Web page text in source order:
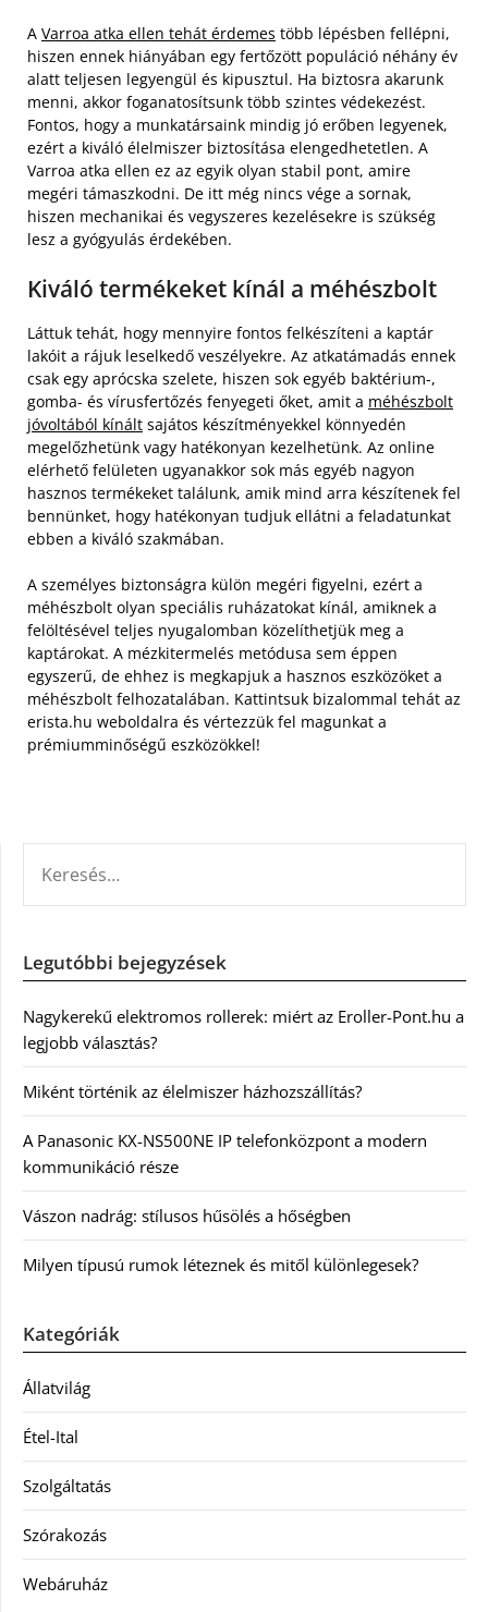
A Varroa atka ellen tehát érdemes több lépésben fellépni,
hiszen ennek hiányában egy fertőzött populáció néhány év
alatt teljesen legyengül és kipusztul. Ha biztosra akarunk
menni, akkor foganatosítsunk több szintes védekezést.
Fontos, hogy a munkatársaink mindig jó erőben legyenek,
ezért a kiváló élelmiszer biztosítása elengedhetetlen. A
Varroa atka ellen ez az egyik olyan stabil pont, amire
megéri támaszkodni. De itt még nincs vége a sornak,
hiszen mechanikai és vegyszeres kezelésekre is szükség
lesz a gyógyulás érdekében.
Kiváló termékeket kínál a méhészbolt
Láttuk tehát, hogy mennyire fontos felkészíteni a kaptár
lakóit a rájuk leselkedő veszélyekre. Az atkatámadás ennek
csak egy aprócska szelete, hiszen sok egyéb baktérium-,
gomba- és vírusfertőzés fenyegeti őket, amit a méhészbolt
jóvoltából kínált sajátos készítményekkel könnyedén
megelőzhetünk vagy hatékonyan kezelhetünk. Az online
elérhető felületen ugyanakkor sok más egyéb nagyon
hasznos termékeket találunk, amik mind arra készítenek fel
bennünket, hogy hatékonyan tudjuk ellátni a feladatunkat
ebben a kiváló szakmában.
A személyes biztonságra külön megéri figyelni, ezért a
méhészbolt olyan speciális ruházatokat kínál, amiknek a
felöltésével teljes nyugalomban közelíthetjük meg a
kaptárokat. A mézkitermelés metódusa sem éppen
egyszerű, de ehhez is megkapjuk a hasznos eszközöket a
méhészbolt felhozatalában. Kattintsuk bizalommal tehát az
erista.hu weboldalra és vértezzük fel magunkat a
prémiumminőségű eszközökkel!
Legutóbbi bejegyzések
Nagykerekű elektromos rollerek: miért az Eroller-Pont.hu a
legjobb választás?
Miként történik az élelmiszer házhozszállítás?
A Panasonic KX-NS500NE IP telefonközpont a modern
kommunikáció része
Vászon nadrág: stílusos hűsölés a hőségben
Milyen típusú rumok léteznek és mitől különlegesek?
Kategóriák
Állatvilág
Étel-Ital
Szolgáltatás
Szórakozás
Webáruház